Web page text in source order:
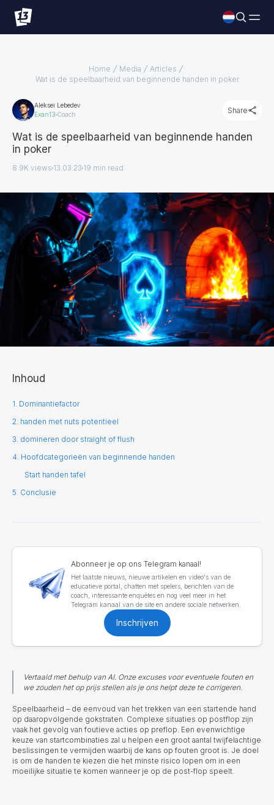
Home Media
Articles
Wat is de speelbaarheid van beginnende handen in poker
Aleksei Lebedev
Exan13 Coach Share
Wat is de speelbaarheid van beginnende handen
in poker
8.9K views 13.03.23 19 min read
Inhoud
1. Dominantiefactor
2. handen met nuts potentieel
3. domineren door straight of flush
4. Hoofdcategorieën van beginnende handen
Start handen tafel
5. Conclusie
Abonneer je op ons Telegram kanaal!
Het laatste nieuws, nieuwe artikelen en video's van de
educatieve portal, chatten met spelers, berichten van de
coach, interessante enquêtes en nog veel meer in het
Telegram kanaal van de site en andere sociale netwerken.
Inschrijven
Vertaald met behulp van AI. Onze excuses voor eventuele fouten en
we zouden het op prijs stellen als je ons helpt deze te corrigeren.
Speelbaarheid – de eenvoud van het trekken van een startende hand
op daaropvolgende gokstraten. Complexe situaties op postflop zijn
vaak het gevolg van foutieve acties op preflop. Een evenwichtige
keuze van startcombinaties zal u helpen een groot aantal twijfelachtige
beslissingen te vermijden waarbij de kans op fouten groot is. Je doel
is om de handen te kiezen die het minste risico lopen om in een
moeilijke situatie te komen wanneer je op de post-flop speelt.